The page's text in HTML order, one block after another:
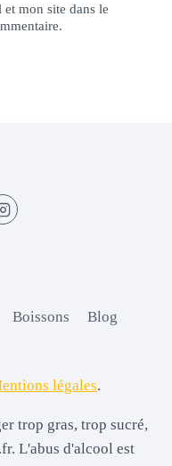
mon site dans le
Boissons Blog
légales.
trop gras, trop sucré,
L'abus d'alcool est